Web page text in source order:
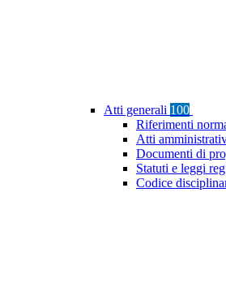
Atti generali 100
Riferimenti
Atti
Documenti di
Statuti e leggi
Codice